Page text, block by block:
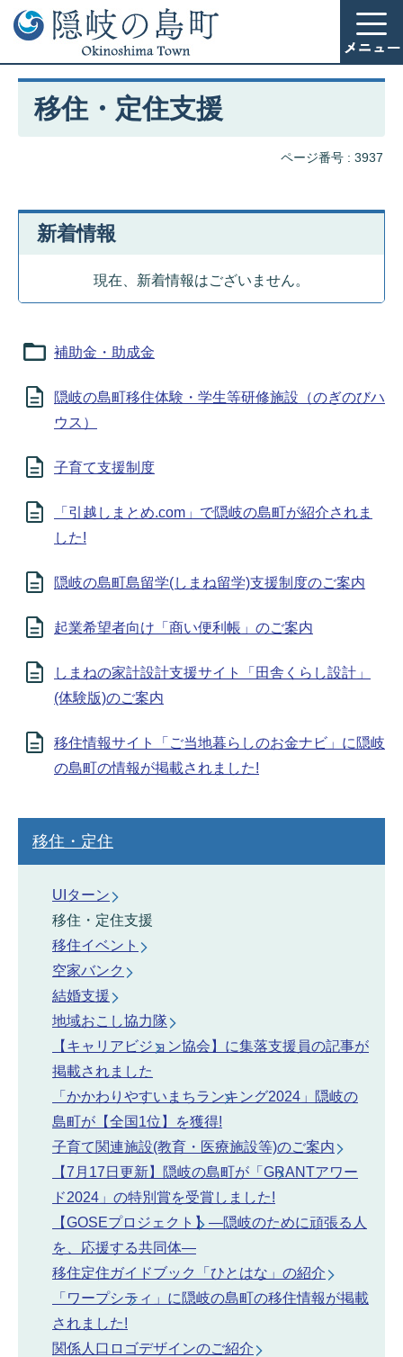
移住・定住支援
ページ番号 : 3937
新着情報
現在、新着情報はございません。
補助金・助成金
隠岐の島町移住体験・学生等研修施設（のぎのびハ
ウス）
子育て支援制度
「引越しまとめ.com」で隠岐の島町が紹介されま
した!
隠岐の島町島留学(しまね留学)支援制度のご案内
起業希望者向け「商い便利帳」のご案内
しまねの家計設計支援サイト「田舎くらし設計」
(体験版)のご案内
移住情報サイト「ご当地暮らしのお金ナビ」に隠岐
の島町の情報が掲載されました!
移住・定住
UIターン
移住・定住支援
移住イベント
空家バンク
結婚支援
地域おこし協力隊
【キャリアビジョン協会】に集落支援員の記事が
掲載されました
「かかわりやすいまちランキング2024」隠岐の
島町が【全国1位】を獲得!
子育て関連施設(教育・医療施設等)のご案内
【7月17日更新】隠岐の島町が「GRANTアワー
ド2024」の特別賞を受賞しました!
【GOSEプロジェクト】―隠岐のために頑張る人
を、応援する共同体―
移住定住ガイドブック「ひとはな」の紹介
「ワープシティ」に隠岐の島町の移住情報が掲載
されました!
関係人口ロゴデザインのご紹介